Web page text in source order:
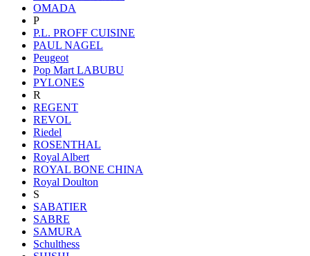
OMADA
P
P.L. PROFF CUISINE
PAUL NAGEL
Peugeot
Pop Mart LABUBU
PYLONES
R
REGENT
REVOL
Riedel
ROSENTHAL
Royal Albert
ROYAL BONE CHINA
Royal Doulton
S
SABATIER
SABRE
SAMURA
Schulthess